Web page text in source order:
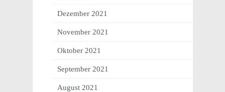
Dezember 2021
November 2021
Oktober 2021
September 2021
August 2021